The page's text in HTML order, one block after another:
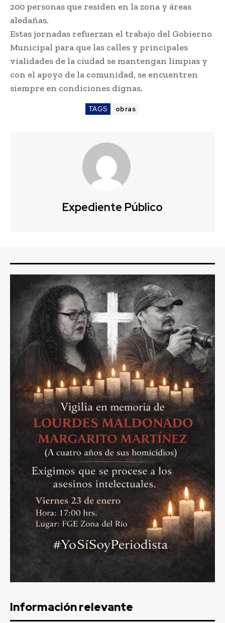
200 personas que residen en la zona y áreas
aledañas.
Estas jornadas refuerzan el trabajo del Gobierno
Municipal para que las calles y principales
vialidades de la ciudad se mantengan limpias y
con el apoyo de la comunidad, se encuentren
siempre en condiciones dignas.
TAGS obras
Expediente Público
Información relevante